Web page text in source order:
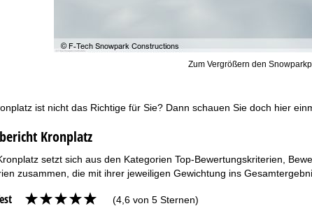
Zum Vergrößern den
ist nicht das Richtige für Sie? Dann schauen Sie doch hier
Kronplatz
setzt sich aus den Kategorien Top-Bewertungskriterien,
zusammen, die mit ihrer jeweiligen Gewichtung ins
(4,6 von 5 Sternen)